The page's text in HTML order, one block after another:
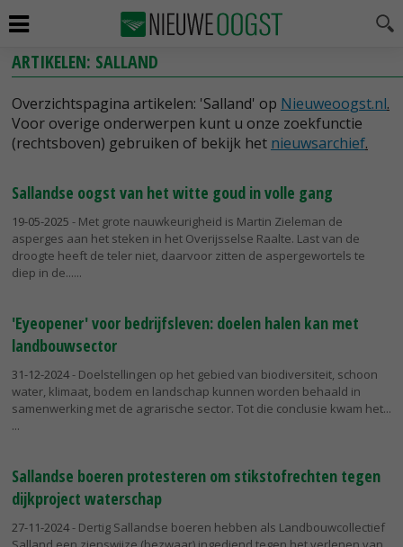
ARTIKELEN: SALLAND
Overzichtspagina artikelen: 'Salland' op Nieuweoogst.nl.
Voor overige onderwerpen kunt u onze zoekfunctie
(rechtsboven) gebruiken of bekijk het nieuwsarchief.
Sallandse oogst van het witte goud in volle gang
19-05-2025 - Met grote nauwkeurigheid is Martin Zieleman de
asperges aan het steken in het Overijsselse Raalte. Last van de
droogte heeft de teler niet, daarvoor zitten de aspergewortels te
diep in de...
'Eyeopener' voor bedrijfsleven: doelen halen kan met
landbouwsector
31-12-2024- Doelstellingen op het gebied van biodiversiteit, schoon
water, klimaat, bodem en landschap kunnen worden behaald in
samenwerking met de agrarische sector. Tot die conclusie kwam het...
Sallandse boeren protesteren om stikstofrechten tegen
dijkproject waterschap
27-11-2024- Dertig Sallandse boeren hebben als Landbouwcollectief